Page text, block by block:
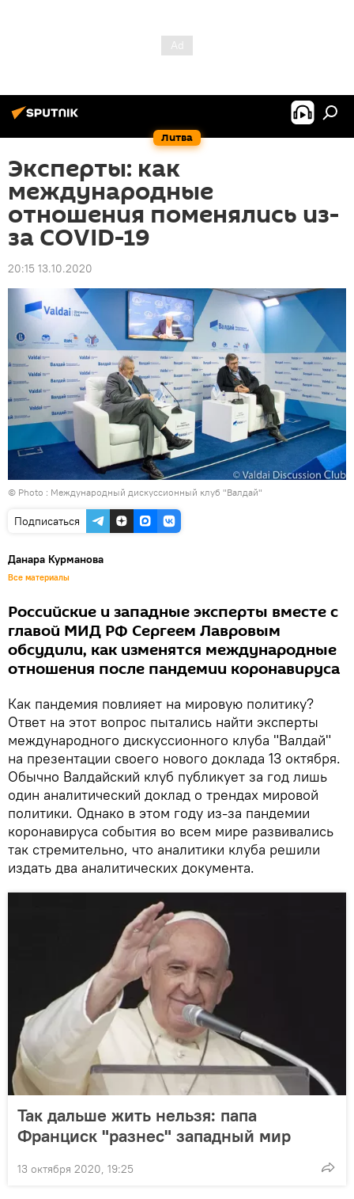
Литва
Эксперты: как
международные
отношения поменялись из-
за COVID-19
20:15 13.10.2020
© Photo : Международный дискуссионный клуб "Валдай"
Подписаться
Данара Курманова
Все материалы
Российские и западные эксперты вместе с
главой МИД РФ Сергеем Лавровым
обсудили, как изменятся международные
отношения после пандемии коронавируса
Как пандемия повлияет на мировую политику?
Ответ на этот вопрос пытались найти эксперты
международного дискуссионного клуба "Валдай"
на презентации своего нового доклада 13 октября.
Обычно Валдайский клуб публикует за год лишь
один аналитический доклад о трендах мировой
политики. Однако в этом году из-за пандемии
коронавируса события во всем мире развивались
так стремительно, что аналитики клуба решили
издать два аналитических документа.
Так дальше жить нельзя: папа
Франциск "разнес" западный мир
13 октября 2020, 19:25